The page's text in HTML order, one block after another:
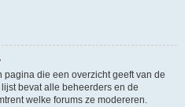
die een overzicht geeft van de
bevat alle beheerders en de
welke forums ze modereren.